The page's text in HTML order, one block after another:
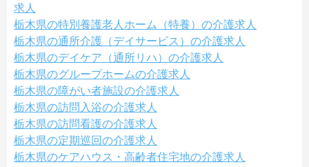
求人
栃木県の特別養護老人ホーム（特養）の介護求人
栃木県の通所介護（デイサービス）の介護求人
栃木県のデイケア（通所リハ）の介護求人
栃木県のグループホームの介護求人
栃木県の障がい者施設の介護求人
栃木県の訪問入浴の介護求人
栃木県の訪問看護の介護求人
栃木県の定期巡回の介護求人
栃木県のケアハウス・高齢者住宅地の介護求人